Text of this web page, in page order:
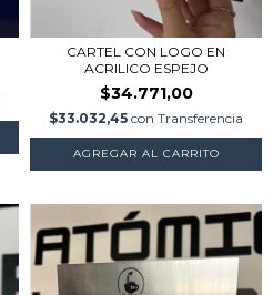
CARTEL CON LOGO EN
ACRILICO ESPEJO
$34.771,00
$33.032,45 con Transferencia
AGREGAR AL CARRITO